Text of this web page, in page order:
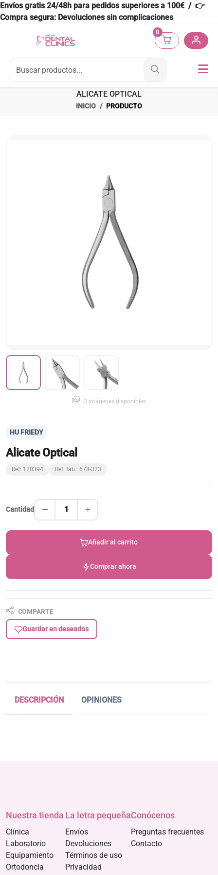
Envíos gratis 24/48h para pedidos superiores a 100€ / 👉
Compra segura: Devoluciones sin complicaciones
0
ALICATE OPTICAL
INICIO PRODUCTO
3 imágenes disponibles
HU FRIEDY
Alicate Optical
Ref: 120394 Ref. fab.: 678-323
Cantidad 1
Añadir al carrito
Comprar ahora
COMPARTE
Guardar en deseados
DESCRIPCIÓN OPINIONES
Nuestra tienda
Clínica
Laboratorio
Equipamiento
Ortodoncia
La letra pequeña
Envíos
Devoluciones
Términos de uso
Privacidad
Conócenos
Preguntas frecuentes
Contacto